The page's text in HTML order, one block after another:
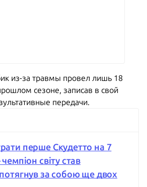
из-за травмы провел лишь 18
сезоне, записав в свой
передачи.
перше Скудетто на 7
світу став
за собою ще двох